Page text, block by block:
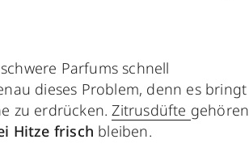
Parfums schnell
dieses Problem, denn es bringt
zu erdrücken.Zitrusdüfte gehören
Hitze frisch bleiben.